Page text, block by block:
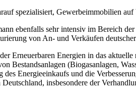
spezialisiert, Gewerbeimmobilien
ebenfalls sehr intensiv im Bereich
von An- und Verkäufen
Erneuerbaren Energien in das
Bestandsanlagen (Biogasanlagen,
Energieeinkaufs und die
insbesondere der